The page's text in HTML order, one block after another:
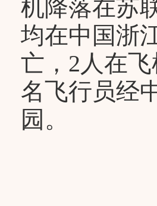
机降落在苏
均在中国浙
亡，2人在
名飞行员经
园。